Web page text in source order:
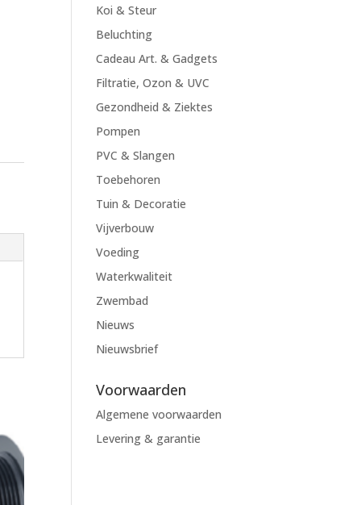
Koi & Steur
Beluchting
Cadeau Art. & Gadgets
Filtratie, Ozon & UVC
Gezondheid & Ziektes
Pompen
PVC & Slangen
Toebehoren
Tuin & Decoratie
Vijverbouw
Voeding
Waterkwaliteit
Zwembad
Nieuws
Nieuwsbrief
Voorwaarden
Algemene voorwaarden
Levering & garantie